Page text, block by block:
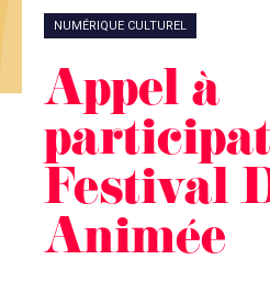
NUMÉRIQUE CULTUREL
Appel à
Festival
Animée